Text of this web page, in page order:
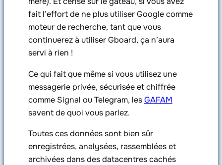
fait l’effort de ne plus utiliser Google comme
moteur de recherche, tant que vous
continuerez à utiliser Gboard, ça n’aura
servi à rien !
Ce qui fait que même si vous utilisez une
messagerie privée, sécurisée et chiffrée
comme Signal ou Telegram, lesGAFAM
savent de quoi vous parlez.
Toutes ces données sont bien sûr
enregistrées, analysées, rassemblées et
archivées dans des datacentres cachés